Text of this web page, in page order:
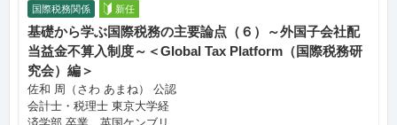
国際税務関係 新任
基礎から学ぶ国際税務の主要論点（６）～外国子会社配
当益金不算入制度～＜Global Tax Platform（国際税務研
究会）編＞
佐和 周（さわ あまね） 公認
会計士・税理士 東京大学経